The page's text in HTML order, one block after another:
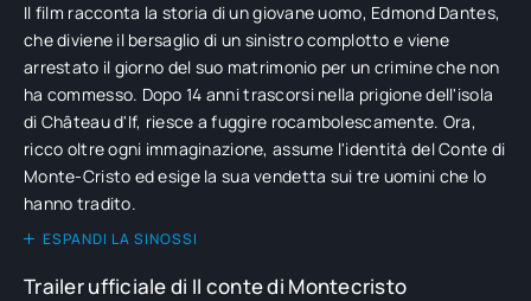
Il film racconta la storia di un giovane uomo, Edmond Dantes,
che diviene il bersaglio di un sinistro complotto e viene
arrestato il giorno del suo matrimonio per un crimine che non
ha commesso. Dopo 14 anni trascorsi nella prigione dell'isola
di Château d'If, riesce a fuggire rocambolescamente. Ora,
ricco oltre ogni immaginazione, assume l'identità del Conte di
Monte-Cristo ed esige la sua vendetta sui tre uomini che lo
hanno tradito.
ESPANDI LA SINOSSI
Trailer ufficiale di Il conte di Montecristo